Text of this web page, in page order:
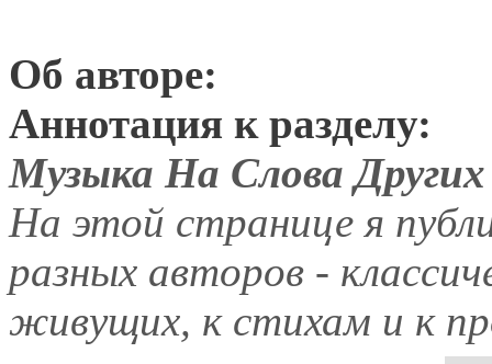
Об авторе:
Аннотация к разделу:
Музыка На Слова Других
На этой странице я
разных авторов -
живущих, к стихам и к